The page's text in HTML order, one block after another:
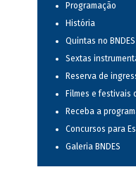
Programação
História
Quintas no BNDES
Sextas
Reserva de
Filmes e festivais
Receba a
Concursos para
Galeria BNDES